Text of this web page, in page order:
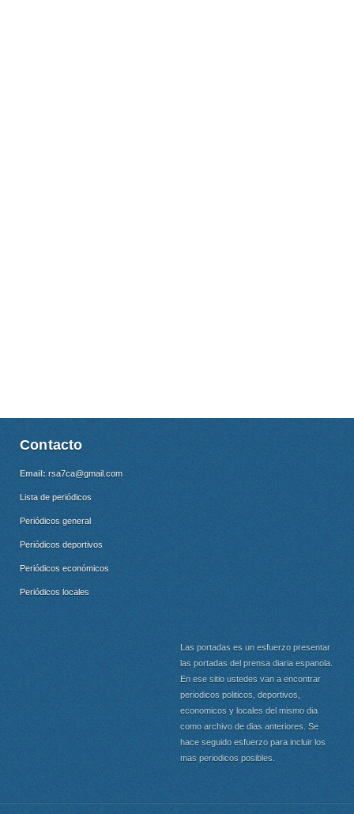
Contacto
Email: rsa7ca@gmail.com
Lista de periódicos
Periódicos general
Periódicos deportivos
Periódicos económicos
Periódicos locales
Las portadas es un esfuerzo presentar
las portadas del prensa diaria espanola.
En ese sitio ustedes van a encontrar
periodicos politicos, deportivos,
economicos y locales del mismo dia
como archivo de dias anteriores. Se
hace seguido esfuerzo para incluir los
mas periodicos posibles.